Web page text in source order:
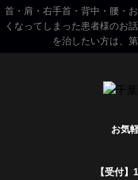
首・肩・右手首・背中・腰・
くなってしまった患者様のお
を治したい方は、
お気
【受付